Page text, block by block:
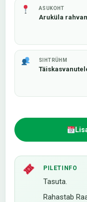
ASUKOHT
Aruküla
SIHTRÜHM
PILETINFO
Tasuta.
Rahastab